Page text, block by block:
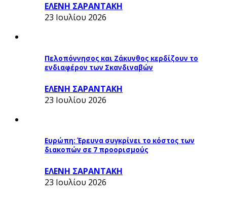
ΕΛΕΝΗ ΣΑΡΑΝΤΑΚΗ
23 Ιουλίου 2026
Πελοπόννησος και Ζάκυνθος κερδίζουν το
ενδιαφέρον των Σκανδιναβών
ΕΛΕΝΗ ΣΑΡΑΝΤΑΚΗ
23 Ιουλίου 2026
Ευρώπη: Έρευνα συγκρίνει το κόστος των
διακοπών σε 7 προορισμούς
ΕΛΕΝΗ ΣΑΡΑΝΤΑΚΗ
23 Ιουλίου 2026